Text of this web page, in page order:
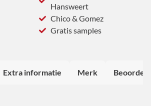
Hansweert
Chico & Gomez
Gratis samples
Extra informatie Merk